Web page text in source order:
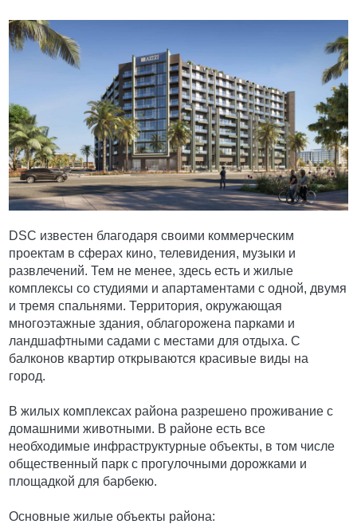
DSC известен благодаря своими коммерческим
проектам в сферах кино, телевидения, музыки и
развлечений. Тем не менее, здесь есть и жилые
комплексы со студиями и апартаментами с одной, двумя
и тремя спальнями. Территория, окружающая
многоэтажные здания, облагорожена парками и
ландшафтными садами с местами для отдыха. С
балконов квартир открываются красивые виды на
город.
В жилых комплексах района разрешено проживание с
домашними животными. В районе есть все
необходимые инфраструктурные объекты, в том числе
общественный парк с прогулочными дорожками и
площадкой для барбекю.
Основные жилые объекты района: